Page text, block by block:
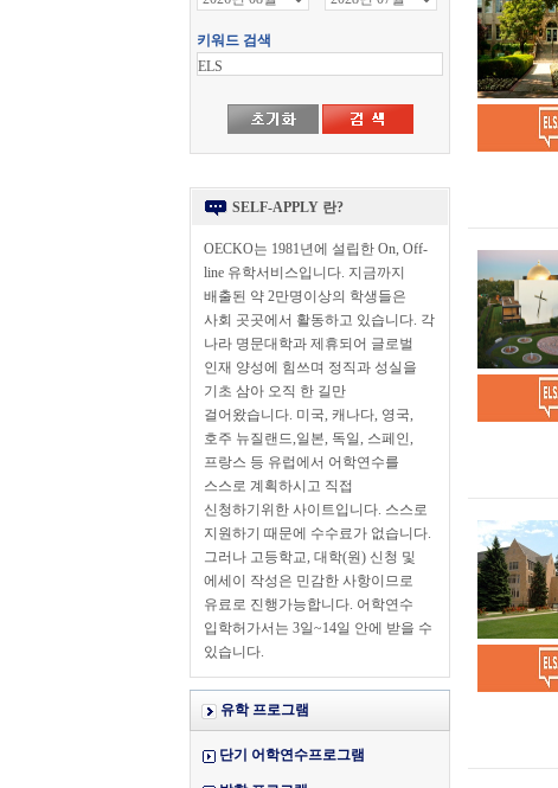
SELF-APPLY 란?
OECKO는 1981년에 설립한 On, Off-
line 유학서비스입니다. 지금까지
배출된 약 2만명이상의 학생들은
사회 곳곳에서 활동하고 있습니다. 각
나라 명문대학과 제휴되어 글로벌
인재 양성에 힘쓰며 정직과 성실을
기초 삼아 오직 한 길만
걸어왔습니다. 미국, 캐나다, 영국,
호주 뉴질랜드,일본, 독일, 스페인,
프랑스 등 유럽에서 어학연수를
스스로 계획하시고 직접
신청하기위한 사이트입니다. 스스로
지원하기 때문에 수수료가 없습니다.
그러나 고등학교, 대학(원) 신청 및
에세이 작성은 민감한 사항이므로
유료로 진행가능합니다. 어학연수
입학허가서는 3일~14일 안에 받을 수
있습니다.
유학 프로그램
단기 어학연수프로그램